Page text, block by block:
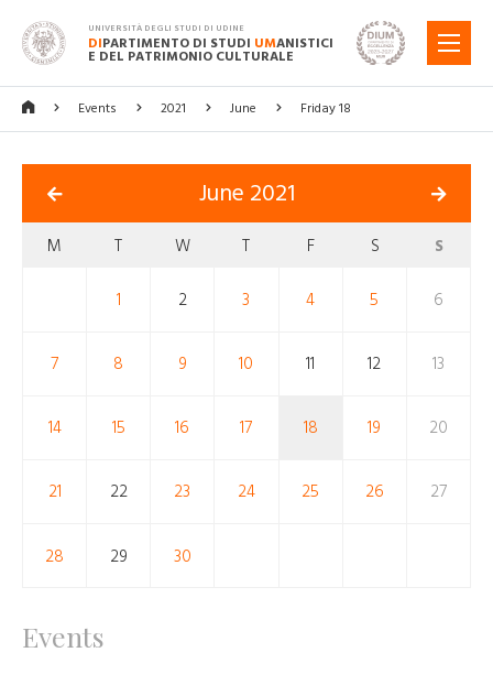
UNIVERSITÀ DEGLI STUDI DI UDINE
DIPARTIMENTO DI STUDI UMANISTICI
E DEL PATRIMONIO CULTURALE
MENU
Events 2021 June Friday 18
June 2021
M T W T F S S
1 2 3 4 5 6
7 8 9 10 11 12 13
14 15 16 17 18 19 20
21 22 23 24 25 26 27
28 29 30
Events